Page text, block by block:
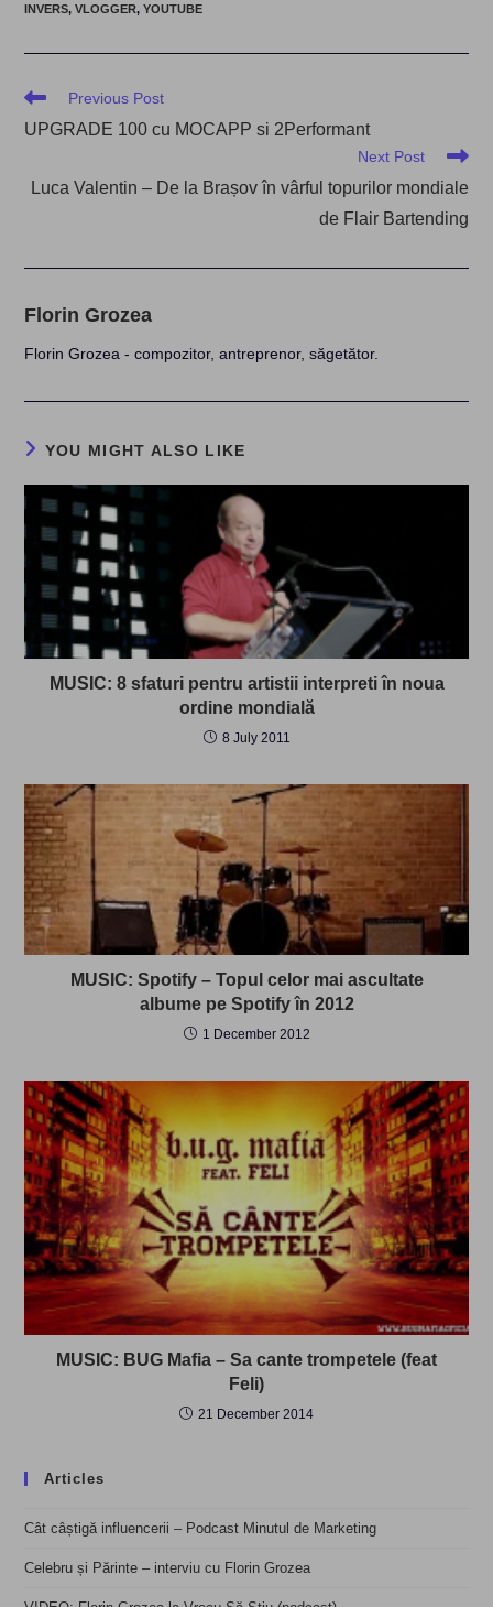
INVERS, VLOGGER, YOUTUBE
Read
articles
Previous Post
UPGRADE 100 cu MOCAPP si 2Performant
Next Post
Luca Valentin – De la Brașov în vârful topurilor mondiale
de Flair Bartending
Florin Grozea
Florin Grozea - compozitor, antreprenor, săgetător.
YOU MIGHT ALSO LIKE
MUSIC: 8 sfaturi pentru artistii interpreti în noua
ordine mondială
8 July 2011
MUSIC: Spotify – Topul celor mai ascultate
albume pe Spotify în 2012
1 December 2012
MUSIC: BUG Mafia – Sa cante trompetele (feat
Feli)
21 December 2014
Articles
Cât câștigă influencerii – Podcast Minutul de Marketing
Celebru și Părinte – interviu cu Florin Grozea